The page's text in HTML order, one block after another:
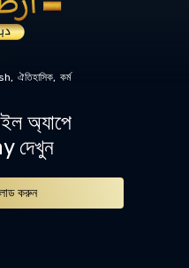
ঐতিহাসিক কর্ম
অ্যাপে
দেখুন
করুন